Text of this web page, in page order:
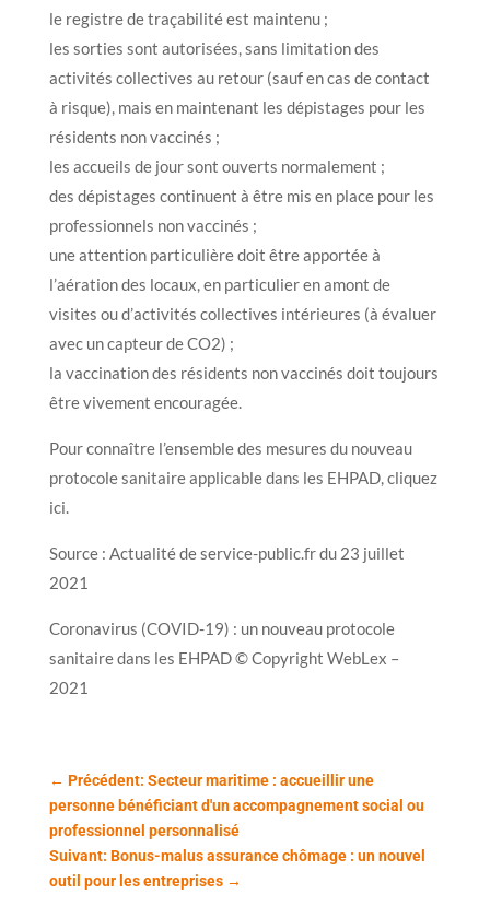
le registre de traçabilité est maintenu ;
les sorties sont autorisées, sans limitation des
activités collectives au retour (sauf en cas de contact
à risque), mais en maintenant les dépistages pour les
résidents non vaccinés ;
les accueils de jour sont ouverts normalement ;
des dépistages continuent à être mis en place pour les
professionnels non vaccinés ;
une attention particulière doit être apportée à
l’aération des locaux, en particulier en amont de
visites ou d’activités collectives intérieures (à évaluer
avec un capteur de CO2) ;
la vaccination des résidents non vaccinés doit toujours
être vivement encouragée.
Pour connaître l’ensemble des mesures du nouveau
protocole sanitaire applicable dans les EHPAD, cliquez
ici.
Source : Actualité de service-public.fr du 23 juillet
2021
Coronavirus (COVID-19) : un nouveau protocole
sanitaire dans les EHPAD © Copyright WebLex –
2021
← Précédent: Secteur maritime : accueillir une
personne bénéficiant d'un accompagnement social ou
professionnel personnalisé
Suivant: Bonus-malus assurance chômage : un nouvel
outil pour les entreprises→